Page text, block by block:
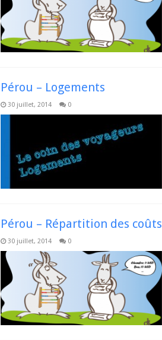
Pérou – Logements
30 juillet, 2014 0
Pérou – Répartition des coûts
30 juillet, 2014 0